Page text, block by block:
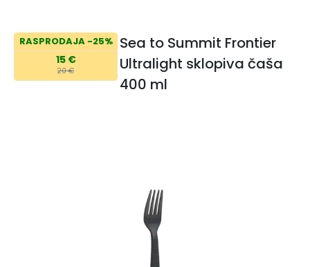
RASPRODAJA -25%
15 €
20 €
Sea to Summit Frontier
Ultralight sklopiva čaša
400 ml